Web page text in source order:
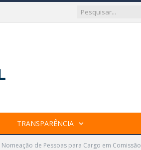
TRANSPARÊNCIA
de Pessoas para Cargo em Comissão